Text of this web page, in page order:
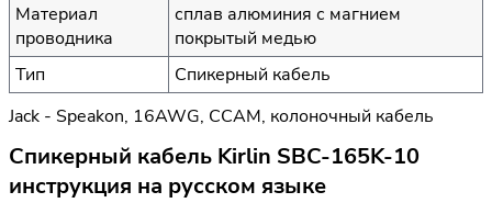
Материал
проводника
сплав алюминия с магнием
покрытый медью
Тип
Спикерный кабель
Jack - Speakon, 16AWG, CCAM, колоночный кабель
Спикерный кабель Kirlin SBC-165K-10
инструкция на русском языке